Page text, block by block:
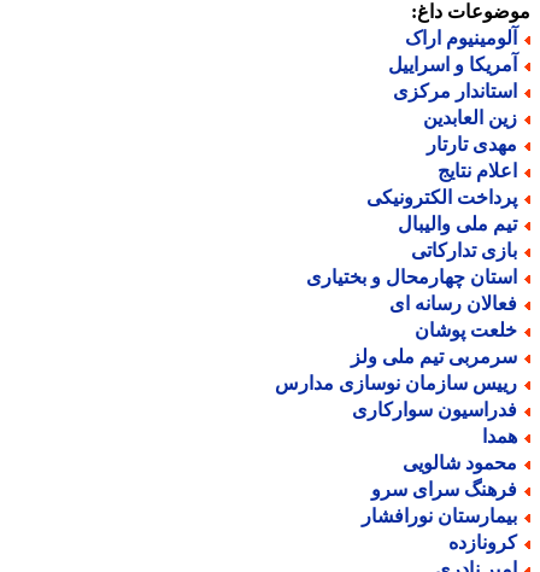
داغ:
اراک
و اسراییل
مرکزی
العابدین
تارتار
نتایج
الکترونیکی
ملی والیبال
تدارکاتی
چهارمحال و بختیاری
رسانه ای
پوشان
تیم ملی ولز
سازمان نوسازی مدارس
سوارکاری
شالویی
سرای سرو
نورافشار